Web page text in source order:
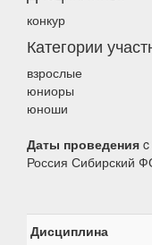
конкур
Категории
взрослые
юниоры
юноши
Даты проведения
Россия Сибирский
Дисциплина